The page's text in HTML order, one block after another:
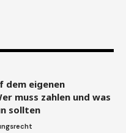
dem eigenen
muss zahlen und was
sollten